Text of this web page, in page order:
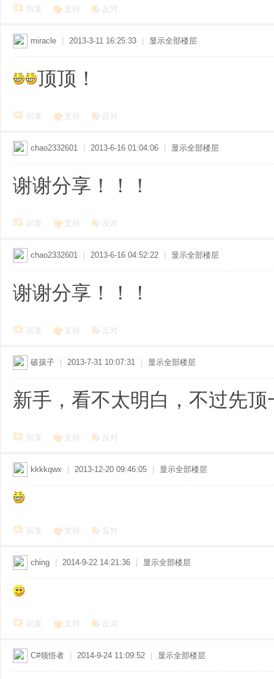
回复 支持 反对
miracle 2013-3-11 16:25:33 显示全部楼层
顶顶！
回复 支持 反对
chao2332601 2013-6-16 01:04:06 显示全部楼层
谢谢分享！！！
回复 支持 反对
chao2332601 2013-6-16 04:52:22 显示全部楼层
谢谢分享！！！
回复 支持 反对
破孩子 2013-7-31 10:07:31 显示全部楼层
新手，看不太明白，不过先顶
回复 支持 反对
kkkkqwx 2013-12-20 09:46:05 显示全部楼层
回复 支持 反对
ching 2014-9-22 14:21:36 显示全部楼层
回复 支持 反对
C#领悟者 2014-9-24 11:09:52 显示全部楼层